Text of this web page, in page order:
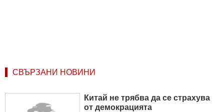
СВЪРЗАНИ НОВИНИ
Китай не трябва да се страхува
от демокрацията